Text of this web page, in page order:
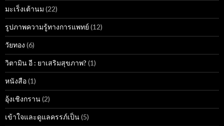
มะเร็งเต้านม (22)
รูปภาพความรู้ทางการแพทย์ (12)
วัยทอง (6)
วิตามิน อี : ยาเสริมสุขภาพ? (1)
หนังสือ(1)
อุ้งเชิงกราน(2)
เข้าใจและดูแลครรภ์เป็น(5)